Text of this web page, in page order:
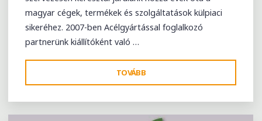
magyar cégek, termékek és szolgáltatások külpiaci
sikeréhez. 2007-ben Acélgyártással foglalkozó
partnerünk kiállítóként való …
TOVÁBB
CONSTRUCT
NEMZETKÖZI
ÉPÍTŐIPARI